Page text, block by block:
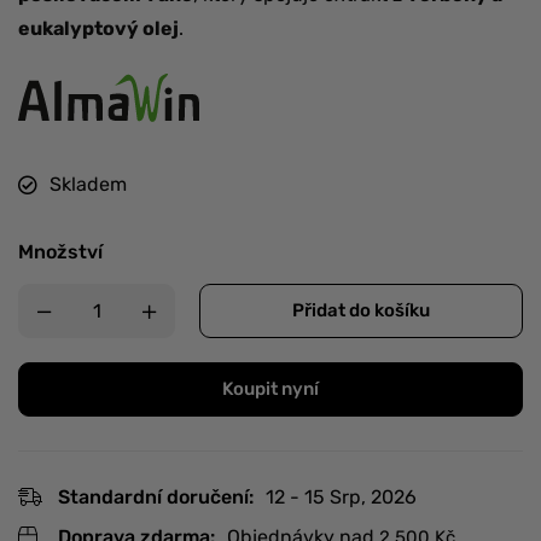
eukalyptový olej.
Skladem
Množství
Přidat do košíku
Koupit nyní
Standardní doručení: 12 - 15 Srp, 2026